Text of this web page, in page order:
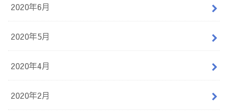
2020年6月
2020年5月
2020年4月
2020年2月